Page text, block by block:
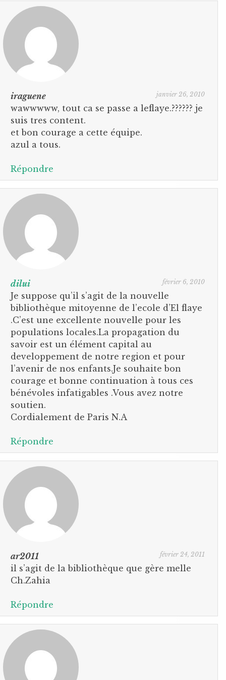
iraguene janvier 26, 2010
wawwwww, tout ca se passe a leflaye.?????? je
suis tres content.
et bon courage a cette équipe.
azul a tous.
Répondre
dilui février 6, 2010
Je suppose qu’il s’agit de la nouvelle
bibliothèque mitoyenne de l’ecole d’El flaye
.C’est une excellente nouvelle pour les
populations locales.La propagation du
savoir est un élément capital au
developpement de notre region et pour
l’avenir de nos enfants.Je souhaite bon
courage et bonne continuation à tous ces
bénévoles infatigables .Vous avez notre
soutien.
Cordialement de Paris N.A
Répondre
ar2011 février 24, 2011
il s’agit de la bibliothèque que gère melle
Ch.Zahia
Répondre